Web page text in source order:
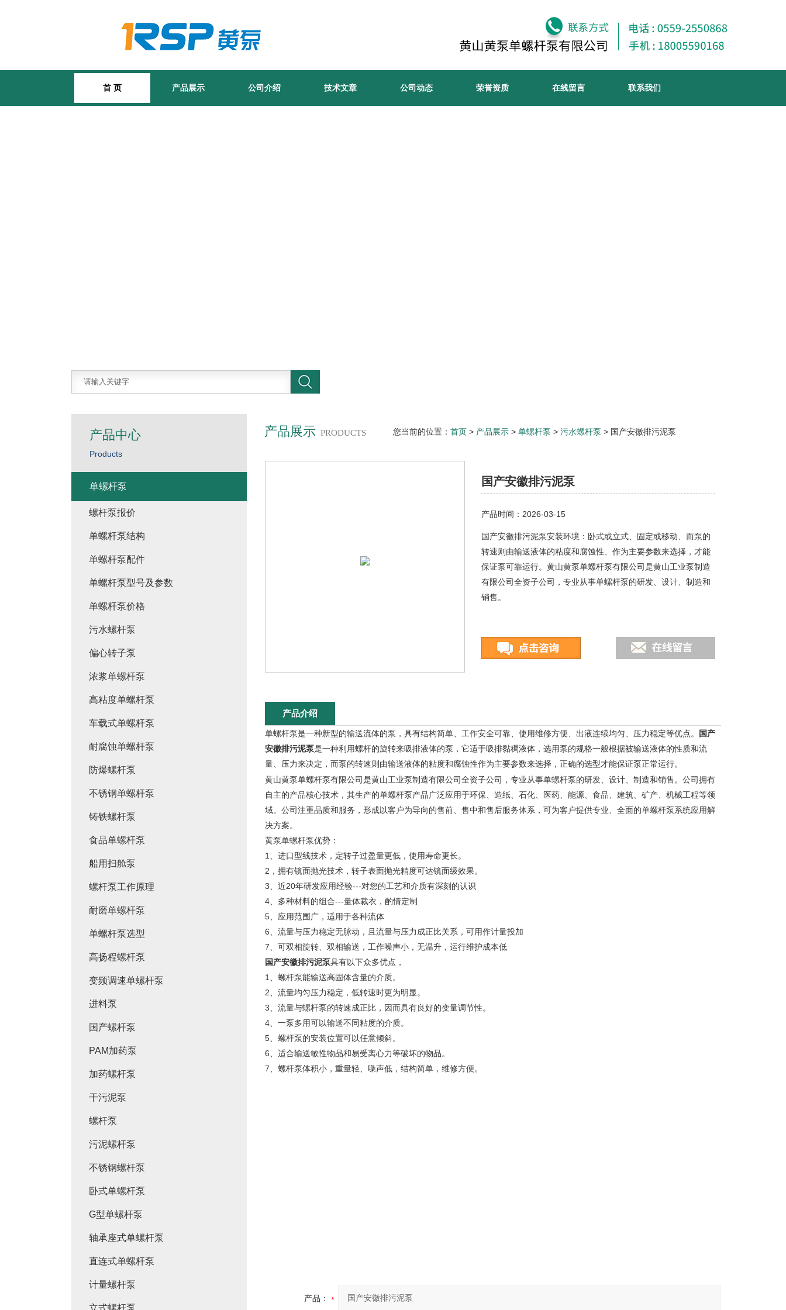
首 页 产品展示 公司介绍 技术文章 公司动态 荣誉资质 在线留言 联系我们
产品展示 PRODUCTS 您当前的位置： 首页 > 产品展示 > 单螺杆泵 > 污水螺杆泵 > 国产安徽排污泥泵
国产安徽排污泥泵
产品时间：2026-03-15
国产安徽排污泥泵安装环境：卧式或立式、固定或移动、而泵的
转速则由输送液体的粘度和腐蚀性、作为主要参数来选择，才能
保证泵可靠运行。黄山黄泵单螺杆泵有限公司是黄山工业泵制造
有限公司全资子公司，专业从事单螺杆泵的研发、设计、制造和
销售。
产品介绍
单螺杆泵是一种新型的输送流体的泵，具有结构简单、工作安全可靠、使用维修方便、出液连续均匀、压力稳定等优点。
国产
安徽排污泥泵是一种利用螺杆的旋转来吸排液体的泵，它适于吸排黏稠液体，选用泵的规格一般根据被输送液体的性质和流
量、压力来决定，而泵的转速则由输送液体的粘度和腐蚀性作为主要参数来选择，正确的选型才能保证泵正常运行。
黄山黄泵单螺杆泵有限公司是黄山工业泵制造有限公司全资子公司，专业从事单螺杆泵的研发、设计、制造和销售。公司拥有
自主的产品核心技术，其生产的单螺杆泵产品广泛应用于环保、造纸、石化、医药、能源、食品、建筑、矿产、机械工程等领
域。公司注重品质和服务，形成以客户为导向的售前、售中和售后服务体系，可为客户提供专业、全面的单螺杆泵系统应用解
决方案。
黄泵单螺杆泵优势：
1、进口型线技术，定转子过盈量更低，使用寿命更长。
2，拥有镜面抛光技术，转子表面抛光精度可达镜面级效果。
3、近20年研发应用经验---对您的工艺和介质有深刻的认识
4、多种材料的组合---量体裁衣，酌情定制
5、应用范围广，适用于各种流体
6、流量与压力稳定无脉动，且流量与压力成正比关系，可用作计量投加
7、可双相旋转、双相输送，工作噪声小，无温升，运行维护成本低
国产安徽排污泥泵具有以下众多优点，
1、螺杆泵能输送高固体含量的介质。
2、流量均匀压力稳定，低转速时更为明显。
3、流量与螺杆泵的转速成正比，因而具有良好的变量调节性。
4、一泵多用可以输送不同粘度的介质。
5、螺杆泵的安装位置可以任意倾斜。
6、适合输送敏性物品和易受离心力等破坏的物品。
7、螺杆泵体积小，重量轻、噪声低，结构简单，维修方便。
产品：
产品中心
Products
单螺杆泵
螺杆泵报价
单螺杆泵结构
单螺杆泵配件
单螺杆泵型号及参数
单螺杆泵价格
污水螺杆泵
偏心转子泵
浓浆单螺杆泵
高粘度单螺杆泵
车载式单螺杆泵
耐腐蚀单螺杆泵
防爆螺杆泵
不锈钢单螺杆泵
铸铁螺杆泵
食品单螺杆泵
船用扫舱泵
螺杆泵工作原理
耐磨单螺杆泵
单螺杆泵选型
高扬程螺杆泵
变频调速单螺杆泵
进料泵
国产螺杆泵
PAM加药泵
加药螺杆泵
干污泥泵
螺杆泵
污泥螺杆泵
不锈钢螺杆泵
卧式单螺杆泵
G型单螺杆泵
轴承座式单螺杆泵
直连式单螺杆泵
计量螺杆泵
立式螺杆泵